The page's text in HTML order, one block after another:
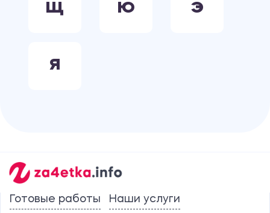
Щ Ю Э
Я
Готовые работы
Наши услуги